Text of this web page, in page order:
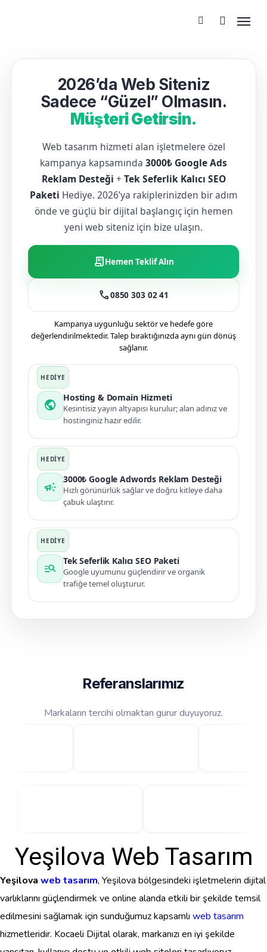
2026’da Web Siteniz
Sadece “Güzel” Olmasın.
Müşteri Getirsin.
Web tasarım hizmeti alan işletmelere özel
kampanya kapsamında 3000₺ Google Ads
Reklam Desteği + Tek Seferlik Kalıcı SEO
Paketi Hediye. 2026’ya rakiplerinizden bir adım
önde ve güçlü bir dijital başlangıç için hemen
yeni web siteniz için bize ulaşın.
receipt_longHemen Teklif Alın
call0850 303 02 41
Kampanya uygunluğu sektör ve hedefe göre
değerlendirilmektedir. Talep bıraktığınızda aynı gün dönüş
sağlanır.
public
Hosting & Domain Hizmeti
Kesintisiz yayın altyapısı kurulur; alan adınız ve
hostinginiz hazır edilir.
campaign
3000₺ Google Adwords Reklam Desteği
Hızlı görünürlük sağlar ve doğru kitleye daha
çabuk ulaştırır.
manage_search
Tek Seferlik Kalıcı SEO Paketi
Google uyumunu güçlendirir ve organik
trafiğe temel oluşturur.
Referanslarımız
Markaların tercihi olmaktan gurur duyuyoruz.
Yeşilova Web Tasarım
Yeşilova web tasarım, Yeşilova bölgesindeki işletmelerin dijital
varlıklarını güçlendirmek ve online alanda etkili bir şekilde temsil
edilmesini sağlamak için sunduğumuz kapsamlı web tasarım
hizmetleridir. Kocaeli Dijital olarak, markanızı en iyi şekilde